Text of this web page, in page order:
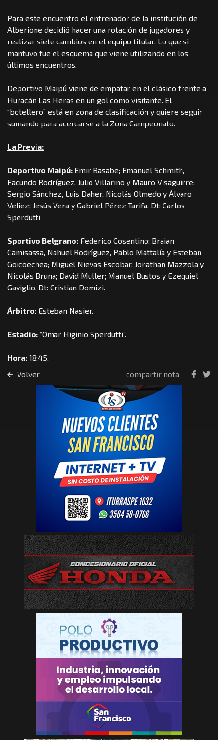
Para este encuentro el entrenador de la institución de
Alberione decidió hacer una rotación de jugadores y
realizar siete cambios en el equipo titular. Lo que si
mantuvo fue el esquema que viene utilizando en los
últimos encuentros.
Deportivo Maipú viene de empatar en el clásico frente a
Huracán Las Heras en un gol como visitante. El
“botellero” está en zona de clasificación y quiere seguir
sumando para acercarse a la Zona Campeonato.
La Previa:
Deportivo Maipú: Emir Basabe; Emanuel Schmith,
Facundo Rodríguez, Julio Villarino y Mauro Visaguirre;
Sergio Sánchez, Luis Daher, Nicolás Olmedo y Álvaro
Veliez; Jesús Vera y Gabriel Pérez Tarifa. Dt: Carlos
Sperdutti
Sportivo Belgrano: Federico Cosentino; Braian
Camisassa, Nahuel Rodríguez, Pablo Mattalía y Esteban
Goicoechea; Miguel Nievas Escobar, Jonathan Mazzola y
Nicolás Bruna; David Muller; Manuel Bustos y Ezequiel
Gaviglio. Dt: Cristian Domizi.
Árbitro: Esteban Nasier.
Estadio: “Omar Higinio Sperdutti”.
Hora: 18:45.
Volver
compartir nota